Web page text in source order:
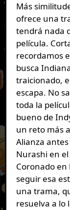
Más
ofrece una
tendrá nada
película.
recordamos
busca
traicionado,
escapa. No
toda la
bueno de
un reto más
Alianza
Nurashi en
Coronado en
seguir esa
una trama,
resuelva a lo